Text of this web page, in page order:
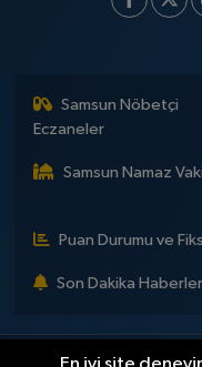
Samsun Nöbetçi
Eczaneler
Samsun Namaz
Puan Durumu ve
Son Dakika